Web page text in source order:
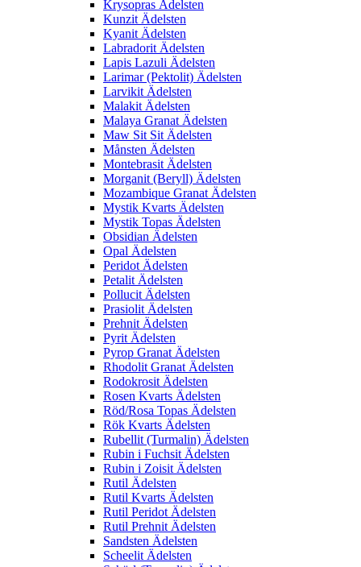
Krysopras Ädelsten
Kunzit Ädelsten
Kyanit Ädelsten
Labradorit Ädelsten
Lapis Lazuli Ädelsten
Larimar (Pektolit) Ädelsten
Larvikit Ädelsten
Malakit Ädelsten
Malaya Granat Ädelsten
Maw Sit Sit Ädelsten
Månsten Ädelsten
Montebrasit Ädelsten
Morganit (Beryll) Ädelsten
Mozambique Granat Ädelsten
Mystik Kvarts Ädelsten
Mystik Topas Ädelsten
Obsidian Ädelsten
Opal Ädelsten
Peridot Ädelsten
Petalit Ädelsten
Pollucit Ädelsten
Prasiolit Ädelsten
Prehnit Ädelsten
Pyrit Ädelsten
Pyrop Granat Ädelsten
Rhodolit Granat Ädelsten
Rodokrosit Ädelsten
Rosen Kvarts Ädelsten
Röd/Rosa Topas Ädelsten
Rök Kvarts Ädelsten
Rubellit (Turmalin) Ädelsten
Rubin i Fuchsit Ädelsten
Rubin i Zoisit Ädelsten
Rutil Ädelsten
Rutil Kvarts Ädelsten
Rutil Peridot Ädelsten
Rutil Prehnit Ädelsten
Sandsten Ädelsten
Scheelit Ädelsten